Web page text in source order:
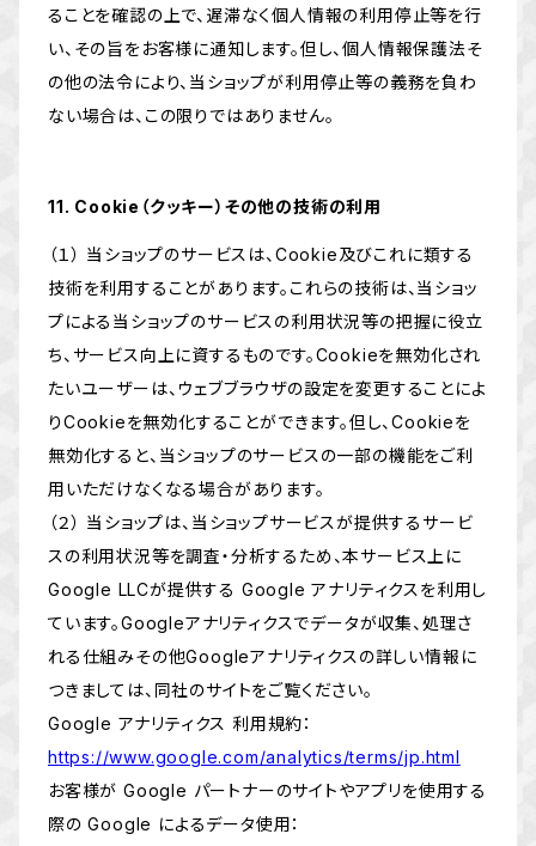
ることを確認の上で、遅滞なく個人情報の利用停止等を行
い、その旨をお客様に通知します。但し、個人情報保護法そ
の他の法令により、当ショップが利用停止等の義務を負わ
ない場合は、この限りではありません。
11. Cookie（クッキー）その他の技術の利用
（１） 当ショップのサービスは、Cookie及びこれに類する
技術を利用することがあります。これらの技術は、当ショッ
プによる当ショップのサービスの利用状況等の把握に役立
ち、サービス向上に資するものです。Cookieを無効化され
たいユーザーは、ウェブブラウザの設定を変更することによ
りCookieを無効化することができます。但し、Cookieを
無効化すると、当ショップのサービスの一部の機能をご利
用いただけなくなる場合があります。
（２） 当ショップは、当ショップサービスが提供するサービ
スの利用状況等を調査・分析するため、本サービス上に
Google LLCが提供する Google アナリティクスを利用し
ています。Googleアナリティクスでデータが収集、処理さ
れる仕組みその他Googleアナリティクスの詳しい情報に
つきましては、同社のサイトをご覧ください。
Google アナリティクス 利用規約：
https://www.google.com/analytics/terms/jp.html
お客様が Google パートナーのサイトやアプリを使用する
際の Google によるデータ使用：